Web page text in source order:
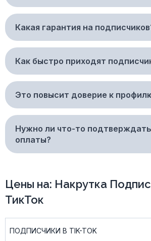
Какая гарантия на
Как быстро приходят
Это повысит доверие к
Нужно ли что-то
оплаты?
Цены на: Накрутка
ТикТок
ПОДПИСЧИКИ В TIK-TOK